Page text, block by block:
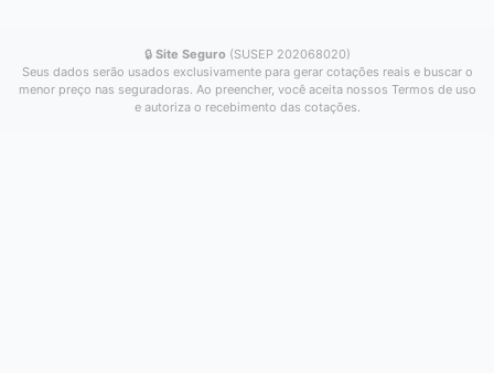
🔒 Site Seguro (SUSEP 202068020)
Seus dados serão usados exclusivamente para gerar cotações reais e buscar o
menor preço nas seguradoras. Ao preencher, você aceita nossos Termos de uso
e autoriza o recebimento das cotações.